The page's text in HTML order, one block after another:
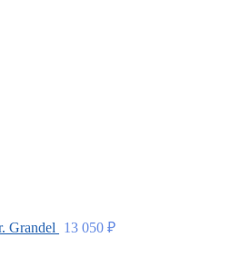
Grandel 13 050 ₽